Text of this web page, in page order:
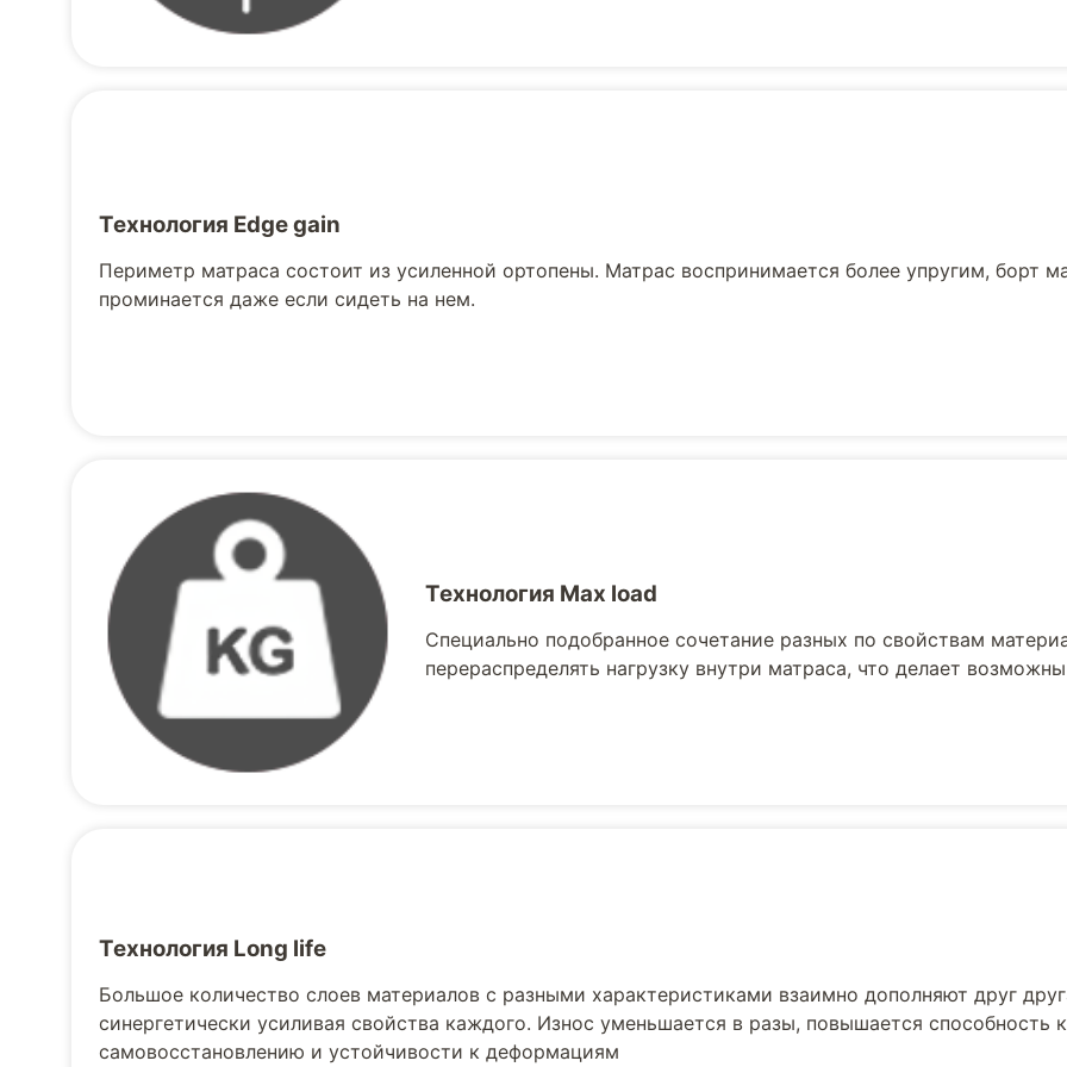
Технология Edge gain
Периметр матраса состоит из усиленной ортопены. Матрас воспринимается более упругим, борт
проминается даже если сидеть на нем.
Технология Max load
Специально подобранное сочетание разных по свойствам
перераспределять нагрузку внутри матраса, что делает
Технология Long life
Большое количество слоев материалов с разными характеристиками взаимно дополняют друг
синергетически усиливая свойства каждого. Износ уменьшается в разы, повышается способность к
самовосстановлению и устойчивости к деформациям